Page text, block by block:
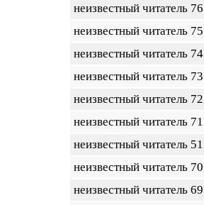
неизвестный читатель 76
неизвестный читатель 75
неизвестный читатель 74
неизвестный читатель 73
неизвестный читатель 72
неизвестный читатель 71
неизвестный читатель 51
неизвестный читатель 70
неизвестный читатель 69